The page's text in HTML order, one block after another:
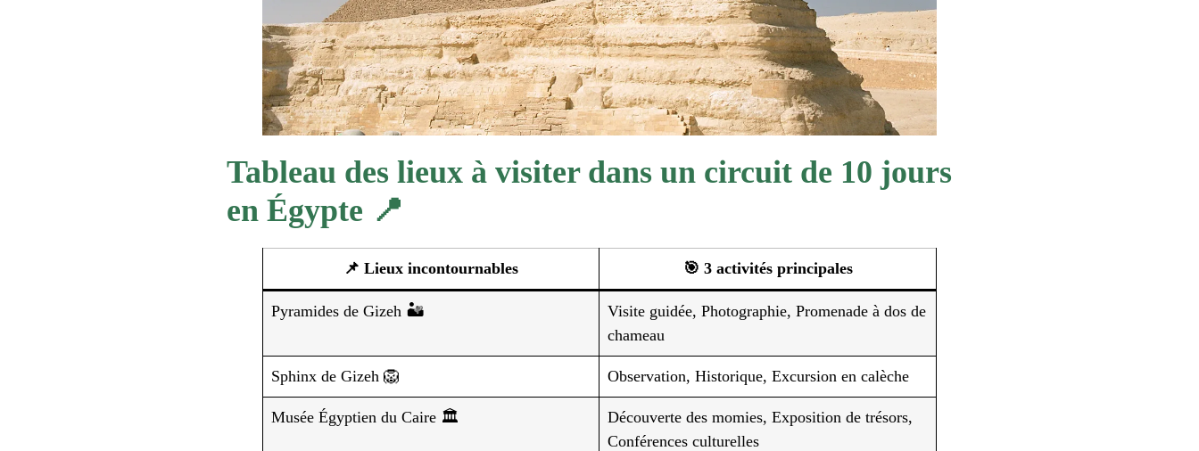
Tableau des lieux à visiter dans un circuit de 10 jours
en Égypte 📍
📌 Lieux incontournables 🎯 3 activités principales
Pyramides de Gizeh 🏜️
Visite guidée, Photographie, Promenade à dos de
chameau
Sphinx de Gizeh 🦁 Observation, Historique, Excursion en calèche
Musée Égyptien du Caire 🏛️
Découverte des momies, Exposition de trésors,
Conférences culturelles